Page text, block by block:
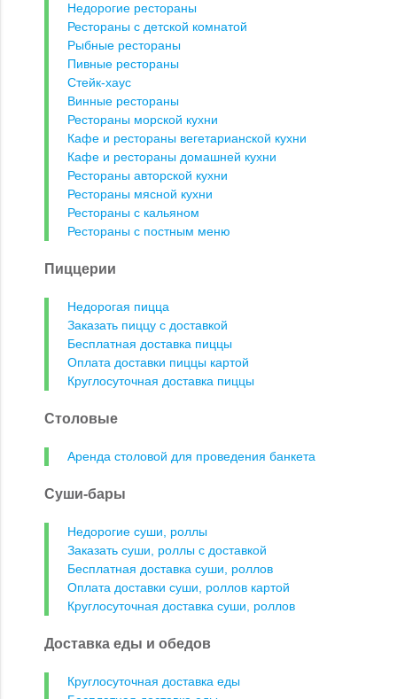
Недорогие рестораны
Рестораны с детской комнатой
Рыбные рестораны
Пивные рестораны
Стейк-хаус
Винные рестораны
Рестораны морской кухни
Кафе и рестораны вегетарианской кухни
Кафе и рестораны домашней кухни
Рестораны авторской кухни
Рестораны мясной кухни
Рестораны с кальяном
Рестораны с постным меню
Пиццерии
Недорогая пицца
Заказать пиццу с доставкой
Бесплатная доставка пиццы
Оплата доставки пиццы картой
Круглосуточная доставка пиццы
Столовые
Аренда столовой для проведения банкета
Суши-бары
Недорогие суши, роллы
Заказать суши, роллы с доставкой
Бесплатная доставка суши, роллов
Оплата доставки суши, роллов картой
Круглосуточная доставка суши, роллов
Доставка еды и обедов
Круглосуточная доставка еды